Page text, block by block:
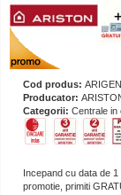
Cod produs:
Producator:
Categorii: Centrale in
Incepand cu data de
promotie, primiti